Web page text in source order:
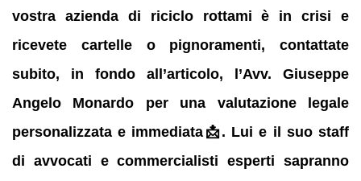
vostra azienda di riciclo rottami è in crisi e
ricevete cartelle o pignoramenti, contattate
subito, in fondo all’articolo, l’Avv. Giuseppe
Angelo Monardo per una valutazione legale
personalizzata e immediata📩. Lui e il suo staff
di avvocati e commercialisti esperti sapranno